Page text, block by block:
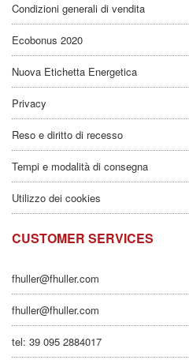
Condizioni generali di vendita
Ecobonus 2020
Nuova Etichetta Energetica
Privacy
Reso e diritto di recesso
Tempi e modalità di consegna
Utilizzo dei cookies
CUSTOMER SERVICES
fhuller@fhuller.com
fhuller@fhuller.com
tel: 39 095 2884017